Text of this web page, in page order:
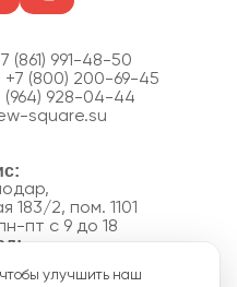
(861) 991-48-50
+7 (800) 200-69-45
(964) 928-04-44
square.su
183/2, пом. 1101
пт с 9 до 18
15
улучшить наш